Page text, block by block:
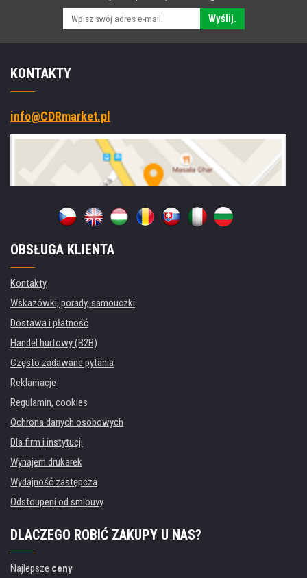
Wyślij.
KONTAKTY
info@CDRmarket.pl
OBSŁUGA KLIENTA
Kontakty
Wskazówki, porady, samouczki
Dostawa i płatność
Handel hurtowy (B2B)
Często zadawane pytania
Reklamacje
Regulamin, cookies
Ochrona danych osobowych
Dla firm i instytucji
Wynajem drukarek
Wydajność zastępcza
Odstoupení od smlouvy
DLACZEGO ROBIĆ ZAKUPY U NAS?
Najlepsze ceny